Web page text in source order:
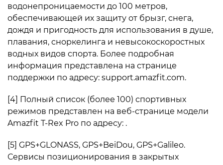
водонепроницаемости до 100 метров,
обеспечивающей их защиту от брызг, снега,
дождя и пригодность для использования в душе,
плавания, сноркелинга и невысокоскоростных
водных видов спорта. Более подробная
информация представлена на странице
поддержки по адресу: support.amazfit.com.
[4] Полный список (более 100) спортивных
режимов представлен на веб-странице модели
Amazfit T-Rex Pro по адресу: .
[5] GPS+GLONASS, GPS+BeiDou, GPS+Galileo.
Сервисы позиционирования в закрытых